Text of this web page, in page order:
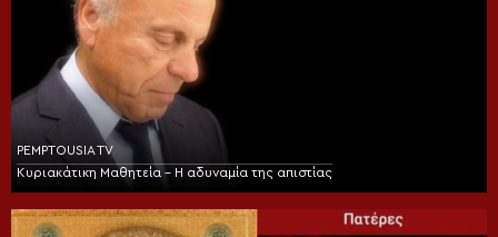
PEMPTOUSIA TV
Κυριακάτικη Μαθητεία – Η αδυναμία της απιστίας